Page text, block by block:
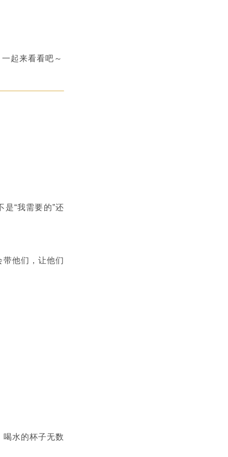
起来看看吧～
“我需要的”还
他们，让他们
水的杯子无数